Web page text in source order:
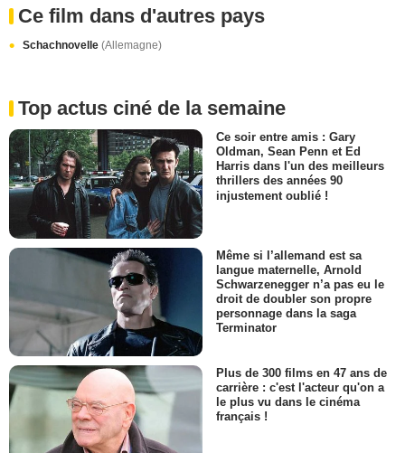
Ce film dans d'autres pays
Schachnovelle (Allemagne)
Top actus ciné de la semaine
Ce soir entre amis : Gary
Oldman, Sean Penn et Ed
Harris dans l'un des meilleurs
thrillers des années 90
injustement oublié !
Même si l’allemand est sa
langue maternelle, Arnold
Schwarzenegger n’a pas eu le
droit de doubler son propre
personnage dans la saga
Terminator
Plus de 300 films en 47 ans de
carrière : c'est l'acteur qu'on a
le plus vu dans le cinéma
français !